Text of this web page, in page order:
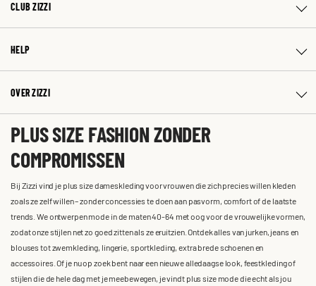
CLUB ZIZZI
HELP
OVER ZIZZI
PLUS SIZE FASHION ZONDER
COMPROMISSEN
Bij Zizzi vind je plus size dameskleding voor vrouwen die zich precies willen kleden
zoals ze zelf willen – zonder concessies te doen aan pasvorm, comfort of de laatste
trends. We ontwerpen mode in de maten 40-64 met oog voor de vrouwelijke vormen,
zodat onze stijlen net zo goed zitten als ze eruitzien. Ontdek alles van jurken, jeans en
blouses tot zwemkleding, lingerie, sportkleding, extra brede schoenen en
accessoires. Of je nu op zoek bent naar een nieuwe alledaagse look, feestkleding of
stijlen die de hele dag met je meebewegen, je vindt plus size mode die echt als jou